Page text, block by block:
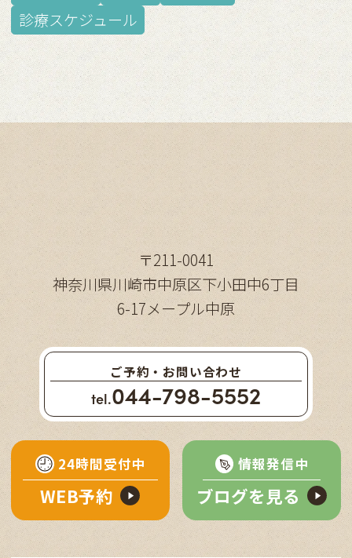
診療スケジュール
〒211-0041
神奈川県川崎市中原区下小田中6丁目
6-17メープル中原
ご予約・お問い合わせ
tel.044-798-5552
24時間受付中
WEB予約
情報発信中
ブログを見る